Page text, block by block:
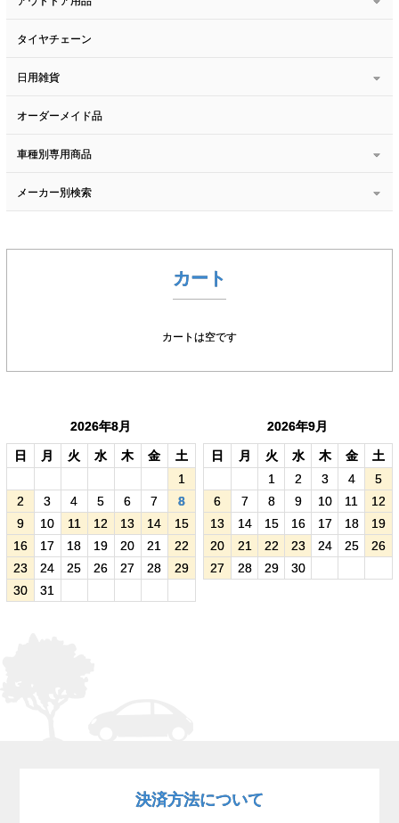
タイヤチェーン
日用雑貨
オーダーメイド品
車種別専用商品
メーカー別検索
カート
カートは空です
2026年8月
日 月 火 水 木 金
土
1
2
3 4 5 6 7
8
9
10 11 12 13 14
15
16
17 18 19 20 21
22
23
24 25 26 27 28
29
30
31
2026年9月
日 月 火 水 木 金
土
1
2 3 4
5
6
7 8 9 10 11
12
13
14 15 16 17 18
19
20
21 22 23 24 25
26
27
28 29 30
決済方法について